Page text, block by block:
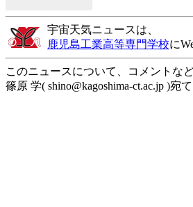
宇宙天気ニュースは、
鹿児島工業高等専門学校に
このニュースについて、コメントな
篠原 学( shino@kagoshima-ct.ac.jp )宛